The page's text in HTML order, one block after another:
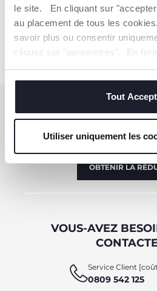
le site. En cliquant sur
au placement de tous les
savoir plus ou consentir
cliquez sur "paramètres". En
techniques, qui sont essentiels
Tout
Utiliser uniquement les
l'achat de cartes cadeau.
d'autres codes promo et
dépenser en
OBTENIR LA
VOUS-AVEZ
Service Client
0809 542 125